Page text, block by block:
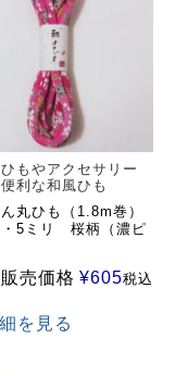
もやアクセサリー
利な和風ひも
丸ひも（1.8m巻）
・5ミリ 桜柄（濃ピ
販売価格 ¥605税込
を見る